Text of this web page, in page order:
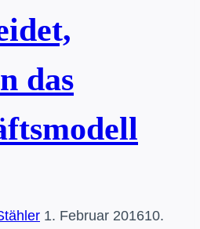
das
1. Februar 201610.